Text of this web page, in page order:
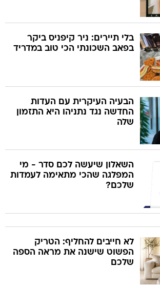
בלי תיירים: ניר קיפניס ביקר
בפאב השכונתי הכי טוב במדריד
הבעיה העיקרית עם העדות
החדשה נגד נתניהו היא התזמון
שלה
השאלון שיעשה לכם סדר - מי
המפלגה שהכי מתאימה לעמדות
שלכם?
לא חייבים להחליף: הטריק
הפשוט שישנה את מראה הספה
שלכם